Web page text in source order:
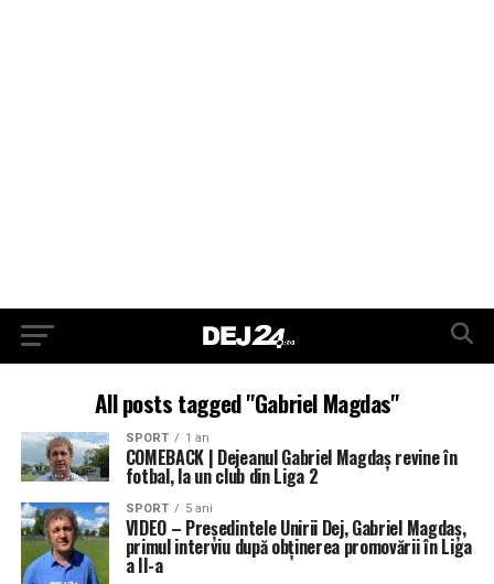
All posts tagged "Gabriel Magdas"
SPORT 1 an
COMEBACK | Dejeanul Gabriel Magdaș revine în
fotbal, la un club din Liga 2
SPORT 5 ani
VIDEO – Președintele Unirii Dej, Gabriel Magdaș,
primul interviu după obținerea promovării în Liga
a II-a